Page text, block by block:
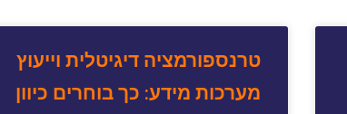
טרנספורמציה דיגיטלית וייעוץ
מערכות מידע: כך בוחרים כיוון